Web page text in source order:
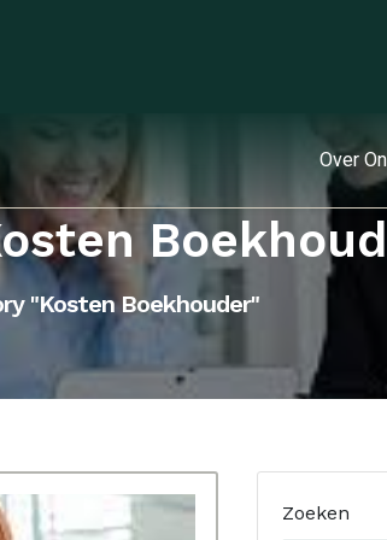
Over
"kosten Boekhouder"
Zoeken